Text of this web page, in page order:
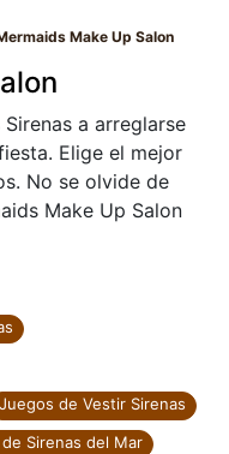
Make Up Salon
a arreglarse
Elige el mejor
No se olvide de
Make Up Salon
Juegos de Vestir Sirenas
Sirenas del Mar